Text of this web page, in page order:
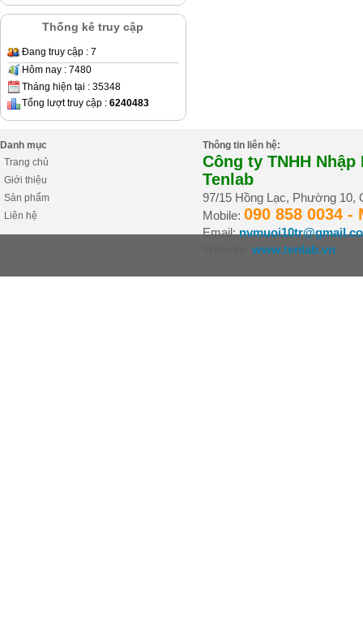
Thống kê truy cập
Đang truy cập : 7
Hôm nay : 7480
Tháng hiện tại : 35348
Tổng lượt truy cập : 6240483
Danh mục
Trang chủ
Giới thiệu
Sản phẩm
Liên hệ
Thông tin liên hệ:
Công ty TNHH
Tenlab
97/15 Hồng Lạc, Phường 10,
Mobile: 090 858 0034 -
Email:
www.tenlab.vn